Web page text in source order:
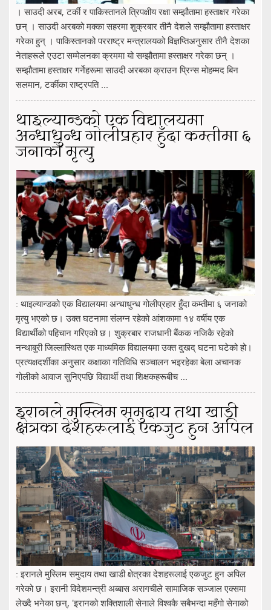
। साउदी अरब, टर्की र पाकिस्तानले त्रिपक्षीय रक्षा सम्झौतामा हस्ताक्षर गरेका
छन् । साउदी अरबको मक्का सहरमा शुक्रबार तीनै देशले सम्झौतामा हस्ताक्षर
गरेका हुन् । पाकिस्तानको परराष्ट्र मन्त्रालयको विज्ञप्तिअनुसार तीनै देशका
नेताहरूले एउटा सम्मेलनका क्रममा यो सम्झौतामा हस्ताक्षर गरेका छन् ।
सम्झौतामा हस्ताक्षर गर्नेहरूमा साउदी अरबका क्राउन प्रिन्स मोहम्मद बिन
सलमान, टर्कीका राष्ट्रपति ...
थाइल्यान्डको एक विद्यालयमा
अन्धाधुन्ध गोलीप्रहार हुँदा कम्तीमा ६
जनाको मृत्यु
: थाइल्यान्डको एक विद्यालयमा अन्धाधुन्ध गोलीप्रहार हुँदा कम्तीमा ६ जनाको
मृत्यु भएको छ। उक्त घटनामा संलग्न रहेको आंशकामा १४ वर्षीय एक
विद्यार्थीको पहिचान गरिएको छ। शुक्रबार राजधानी बैंकक नजिकै रहेको
नन्थाबुरी जिल्लास्थित एक माध्यमिक विद्यालयमा उक्त दुखद् घटना घटेको हो।
प्रत्यक्षदर्शीका अनुसार कक्षाका गतिविधि सञ्चालन भइरहेका बेला अचानक
गोलीको आवाज सुनिएपछि विद्यार्थी तथा शिक्षकहरूबीच ...
इरानले मुस्लिम समुदाय तथा खाडी
क्षेत्रका देशहरूलाई एकजुट हुन अपिल
: इरानले मुस्लिम समुदाय तथा खाडी क्षेत्रका देशहरूलाई एकजुट हुन अपिल
गरेको छ। इरानी विदेशमन्त्री अब्बास अरागचीले सामाजिक सञ्जाल एक्समा
लेख्दै भनेका छन्, 'इरानको शक्तिशाली सेनाले विश्वकै सबैभन्दा महँगो सेनाको